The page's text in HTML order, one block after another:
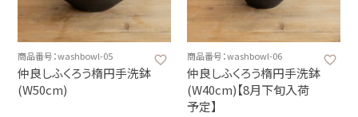
商品番号：washbowl-05
仲良しふくろう楕円手洗鉢
(W50cm)
商品番号：washbowl-06
仲良しふくろう楕円手洗鉢
(W40cm)【8月下旬入荷
予定】